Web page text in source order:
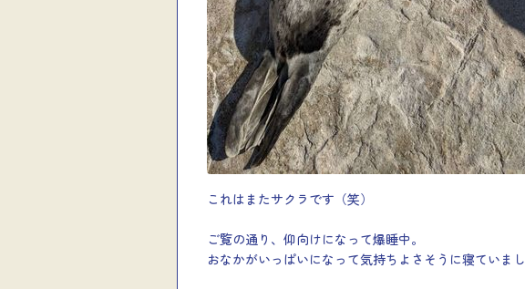
これはまたサクラです（笑）
ご覧の通り、仰向けになって爆睡中。
おなかがいっぱいになって気持ちよさそうに寝ていまし